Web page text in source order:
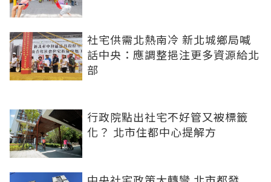
社宅供需北熱南冷 新北城鄉局喊
話中央：應調整挹注更多資源給北
部
行政院點出社宅不好管又被標籤
化？ 北市住都中心提解方